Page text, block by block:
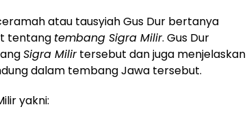
atau tausyiah Gus Dur bertanya
tentang tembang Sigra Milir. Gus Dur
Sigra Milirtersebut dan juga menjelaskan
dalam tembang Jawa tersebut.
yakni: